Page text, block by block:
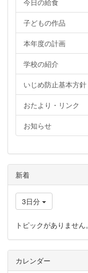
子どもの作品
本年度の計画
学校の紹介
いじめ防止基本方針
おたより・リンク
お知らせ
新着
3日分
トピックがありません。
カレンダー